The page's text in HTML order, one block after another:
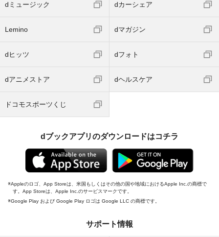
dミュージック dカーシェア
Lemino dマガジン
dヒッツ dフォト
dアニメストア dヘルスケア
ドコモスポーツくじ
dブックアプリのダウンロードはコチラ
Appleのロゴ、App Storeは、米国もしくはその他の国や地域におけるApple Inc.の商標で
す。App Storeは、Apple Inc.のサービスマークです。
Google Play および Google Play ロゴは Google LLC の商標です。
サポート情報